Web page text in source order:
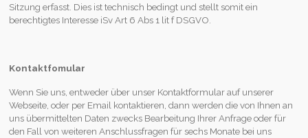
Sitzung erfasst. Dies ist technisch bedingt und stellt somit ein
berechtigtes Interesse iSv Art 6 Abs 1 lit f DSGVO.
Kontaktfomular
Wenn Sie uns, entweder über unser Kontaktformular auf unserer
Webseite, oder per Email kontaktieren, dann werden die von Ihnen an
uns übermittelten Daten zwecks Bearbeitung Ihrer Anfrage oder für
den Fall von weiteren Anschlussfragen für sechs Monate bei uns